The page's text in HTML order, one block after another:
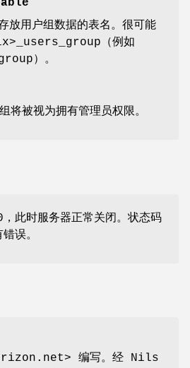
放用户组数据的表名。很可能
（例如
）。
将被视为拥有管理员权限。
此时服务器正常关闭。状态码
误。
编写。经 Nils